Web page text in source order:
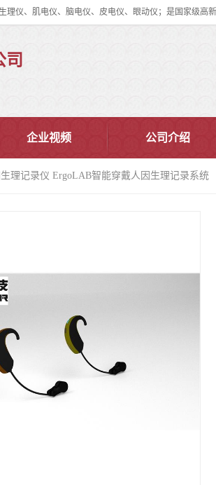
司
企业视频 公司介绍
理记录仪 ErgoLAB智能穿戴人因生理记录系统